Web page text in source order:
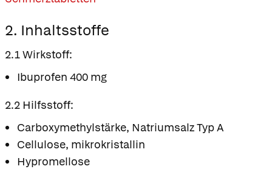
2. Inhaltsstoffe
2.1 Wirkstoff:
Ibuprofen 400 mg
2.2 Hilfsstoff:
Carboxymethylstärke, Natriumsalz Typ A
Cellulose, mikrokristallin
Hypromellose